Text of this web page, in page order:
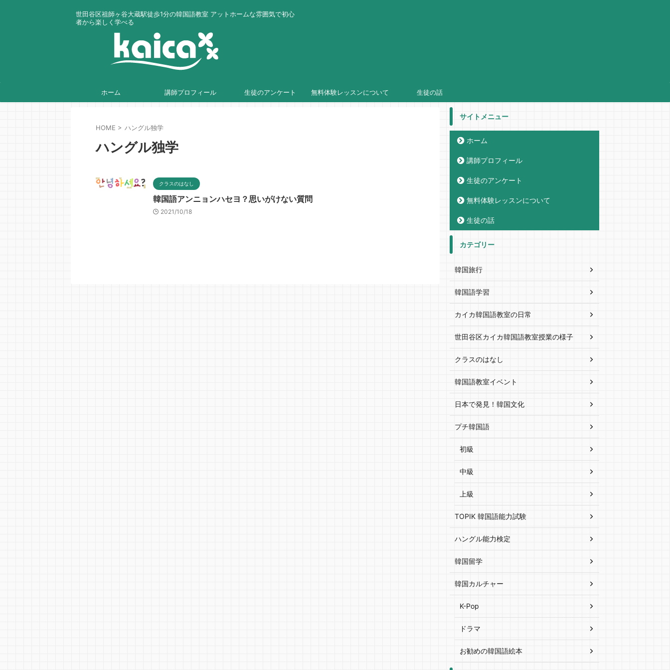
世田谷区祖師ヶ谷大蔵駅徒歩1分の韓国語教室 アットホームな雰囲気で初心
者から楽しく学べる
ホーム 講師プロフィール 生徒のアンケート 無料体験レッスンについて 生徒の話
HOME > ハングル独学
ハングル独学
クラスのはなし
韓国語アンニョンハセヨ？思いがけない質問
2021/10/18
サイトメニュー
ホーム
講師プロフィール
生徒のアンケート
無料体験レッスンについて
生徒の話
カテゴリー
韓国旅行
韓国語学習
カイカ韓国語教室の日常
世田谷区カイカ韓国語教室授業の様子
クラスのはなし
韓国語教室イベント
日本で発見！韓国文化
プチ韓国語
初級
中級
上級
TOPIK 韓国語能力試験
ハングル能力検定
韓国留学
韓国カルチャー
K-Pop
ドラマ
お勧めの韓国語絵本